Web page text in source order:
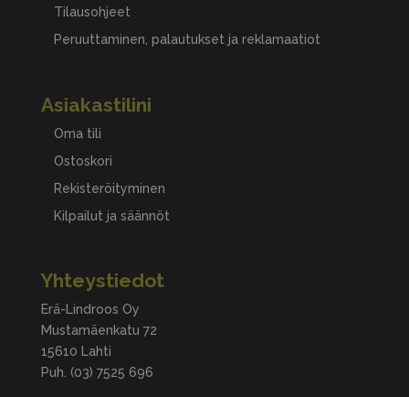
Tilausohjeet
Peruuttaminen, palautukset ja reklamaatiot
Asiakastilini
Oma tili
Ostoskori
Rekisteröityminen
Kilpailut ja säännöt
Yhteystiedot
Erä-Lindroos Oy
Mustamäenkatu 72
15610 Lahti
Puh. (03) 7525 696